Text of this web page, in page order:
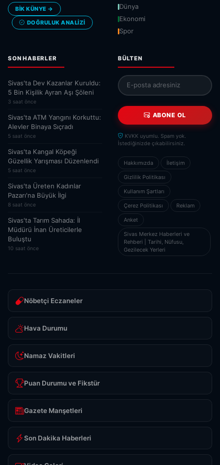
BİK KÜNYE →
DOĞRULUK ANALIZI
Dünya
Ekonomi
Spor
SON HABERLER
Sivas'ta Dev Kazanlar Kuruldu:
5 Bin Kişilik Ayran Aşı Şöleni
3 saat önce
Sivas'ta ATM Yangını Korkuttu:
Alevler Binaya Sıçradı
5 saat önce
Sivas'ta Kangal Köpeği
Güzellik Yarışması Düzenlendi
5 saat önce
Sivas'ta Üreten Kadınlar
Pazarı'na Büyük İlgi
8 saat önce
Sivas'ta Tarım Sahada: İl
Müdürü İnan Üreticilerle
Buluştu
10 saat önce
BÜLTEN
ABONE OL
KVKK uyumlu. Spam yok.
İstediğinizde çıkabilirsiniz.
Hakkımızda İletişim
Gizlilik Politikası
Kullanım Şartları
Çerez Politikası Reklam
Anket
Sivas Merkez Haberleri ve
Rehberi | Tarihi, Nüfusu,
Gezilecek Yerleri
Nöbetçi Eczaneler
Hava Durumu
Namaz Vakitleri
Puan Durumu ve Fikstür
Gazete Manşetleri
Son Dakika Haberleri